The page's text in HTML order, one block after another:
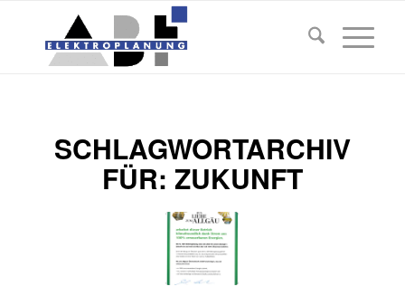
SCHLAGWORTARCHIV
FÜR: ZUKUNFT